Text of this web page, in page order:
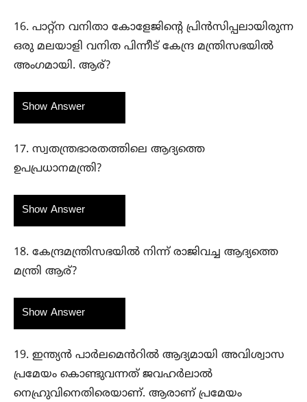
16. പാറ്റ്ന വനിതാ കോളേജിന്റെ പ്രിൻസിപ്പലായിരുന്ന
ഒരു മലയാളി വനിത പിന്നീട് കേന്ദ്ര മന്ത്രിസഭയിൽ
അംഗമായി. ആര്?
Show Answer
17. സ്വതന്ത്രഭാരതത്തിലെ ആദ്യത്തെ
ഉപപ്രധാനമന്ത്രി?
Show Answer
18. കേന്ദ്രമന്ത്രിസഭയിൽ നിന്ന് രാജിവച്ച ആദ്യത്തെ
മന്ത്രി ആര്?
Show Answer
19. ഇന്ത്യൻ പാർലമെൻറിൽ ആദ്യമായി അവിശ്വാസ
പ്രമേയം കൊണ്ടുവന്നത് ജവഹർലാൽ
നെഹ്രുവിനെതിരെയാണ്. ആരാണ് പ്രമേയം